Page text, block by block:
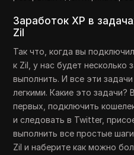
Заработок XP в
Zil
Так что, когда вы
к Zil, у нас будет
выполнить. И все эти
легкими. Какие это
первых, подключить
и следовать в Twitter,
выполнить все простые
Zil и наберите как можно